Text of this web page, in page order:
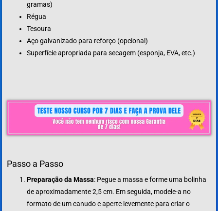
gramas)
Régua
Tesoura
Aço galvanizado para reforço (opcional)
Superfície apropriada para secagem (esponja, EVA, etc.)
Passo a Passo
Preparação da Massa: Pegue a massa e forme uma bolinha
de aproximadamente 2,5 cm. Em seguida, modele-a no
formato de um canudo e aperte levemente para criar o